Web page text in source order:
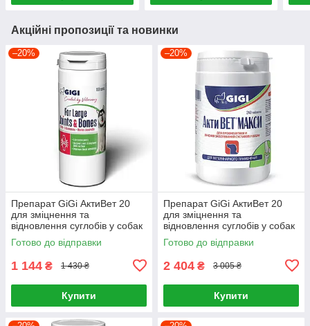
Акційні пропозиції та новинки
–20%
Препарат GiGi АктиВет 20
для зміцнення та
відновлення суглобів у собак
100 таблеток
Готово до відправки
1 144 ₴ 1 430 ₴
Купити
–20%
Препарат GiGi АктиВет 20
для зміцнення та
відновлення суглобів у собак
240 таблеток
Готово до відправки
2 404 ₴ 3 005 ₴
Купити